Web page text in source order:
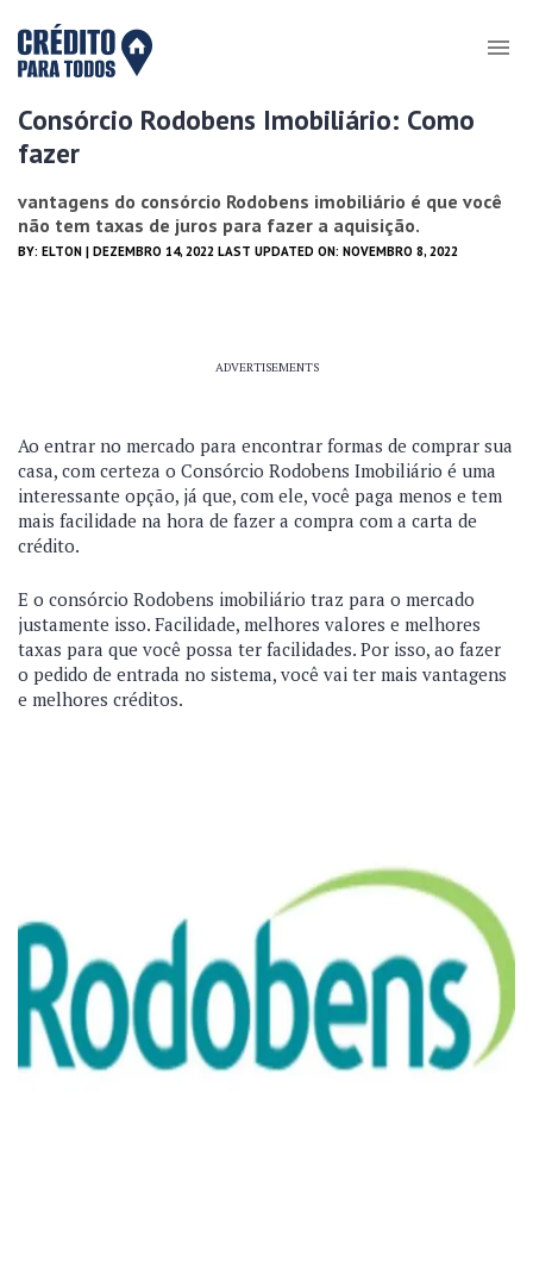
Consórcio Rodobens Imobiliário: Como
fazer
vantagens do consórcio Rodobens imobiliário é que você
não tem taxas de juros para fazer a aquisição.
BY: ELTON | DEZEMBRO 14, 2022 LAST UPDATED ON: NOVEMBRO 8, 2022
ADVERTISEMENTS
Ao entrar no mercado para encontrar formas de comprar sua
casa, com certeza o Consórcio Rodobens Imobiliário é uma
interessante opção, já que, com ele, você paga menos e tem
mais facilidade na hora de fazer a compra com a carta de
crédito.
E o consórcio Rodobens imobiliário traz para o mercado
justamente isso. Facilidade, melhores valores e melhores
taxas para que você possa ter facilidades. Por isso, ao fazer
o pedido de entrada no sistema, você vai ter mais vantagens
e melhores créditos.